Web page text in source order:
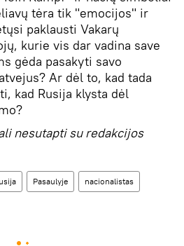
tėra tik "emocijos" ir
paklausti Vakarų
kurie vis dar vadina save
gėda pasakyti savo
Ar dėl to, kad tada
kad Rusija klysta dėl
nesutapti su redakcijos
Pasaulyje nacionalistas